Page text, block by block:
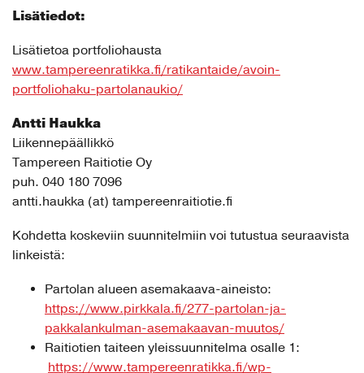
Lisätiedot:
Lisätietoa portfoliohausta
www.tampereenratikka.fi/ratikantaide/avoin-
portfoliohaku-partolanaukio/
Antti Haukka
Liikennepäällikkö
Tampereen Raitiotie Oy
puh. 040 180 7096
antti.haukka (at) tampereenraitiotie.fi
Kohdetta koskeviin suunnitelmiin voi tutustua seuraavista
linkeistä:
Partolan alueen asemakaava-aineisto:
https://www.pirkkala.fi/277-partolan-ja-
pakkalankulman-asemakaavan-muutos/
Raitiotien taiteen yleissuunnitelma osalle 1:
https://www.tampereenratikka.fi/wp-